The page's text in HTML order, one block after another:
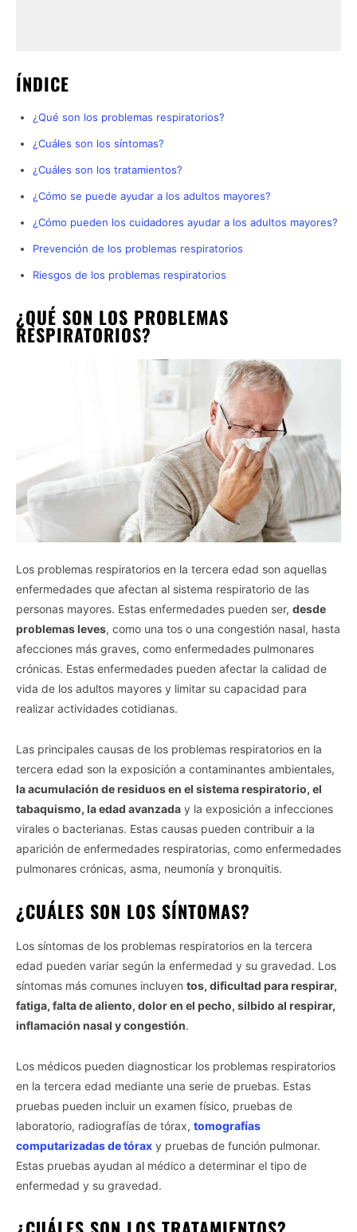
ÍNDICE
¿Qué son los problemas respiratorios?
¿Cuáles son los síntomas?
¿Cuáles son los tratamientos?
¿Cómo se puede ayudar a los adultos mayores?
¿Cómo pueden los cuidadores ayudar a los adultos mayores?
Prevención de los problemas respiratorios
Riesgos de los problemas respiratorios
¿QUÉ SON LOS PROBLEMAS
RESPIRATORIOS?
Los problemas respiratorios en la tercera edad son aquellas
enfermedades que afectan al sistema respiratorio de las
personas mayores. Estas enfermedades pueden ser, desde
problemas leves, como una tos o una congestión nasal, hasta
afecciones más graves, como enfermedades pulmonares
crónicas. Estas enfermedades pueden afectar la calidad de
vida de los adultos mayores y limitar su capacidad para
realizar actividades cotidianas.
Las principales causas de los problemas respiratorios en la
tercera edad son la exposición a contaminantes ambientales,
la acumulación de residuos en el sistema respiratorio, el
tabaquismo, la edad avanzada y la exposición a infecciones
virales o bacterianas. Estas causas pueden contribuir a la
aparición de enfermedades respiratorias, como enfermedades
pulmonares crónicas, asma, neumonía y bronquitis.
¿CUÁLES SON LOS SÍNTOMAS?
Los síntomas de los problemas respiratorios en la tercera
edad pueden variar según la enfermedad y su gravedad. Los
síntomas más comunes incluyen tos, dificultad para respirar,
fatiga, falta de aliento, dolor en el pecho, silbido al respirar,
inflamación nasal y congestión.
Los médicos pueden diagnosticar los problemas respiratorios
en la tercera edad mediante una serie de pruebas. Estas
pruebas pueden incluir un examen físico, pruebas de
laboratorio, radiografías de tórax, tomografías
computarizadas de tórax y pruebas de función pulmonar.
Estas pruebas ayudan al médico a determinar el tipo de
enfermedad y su gravedad.